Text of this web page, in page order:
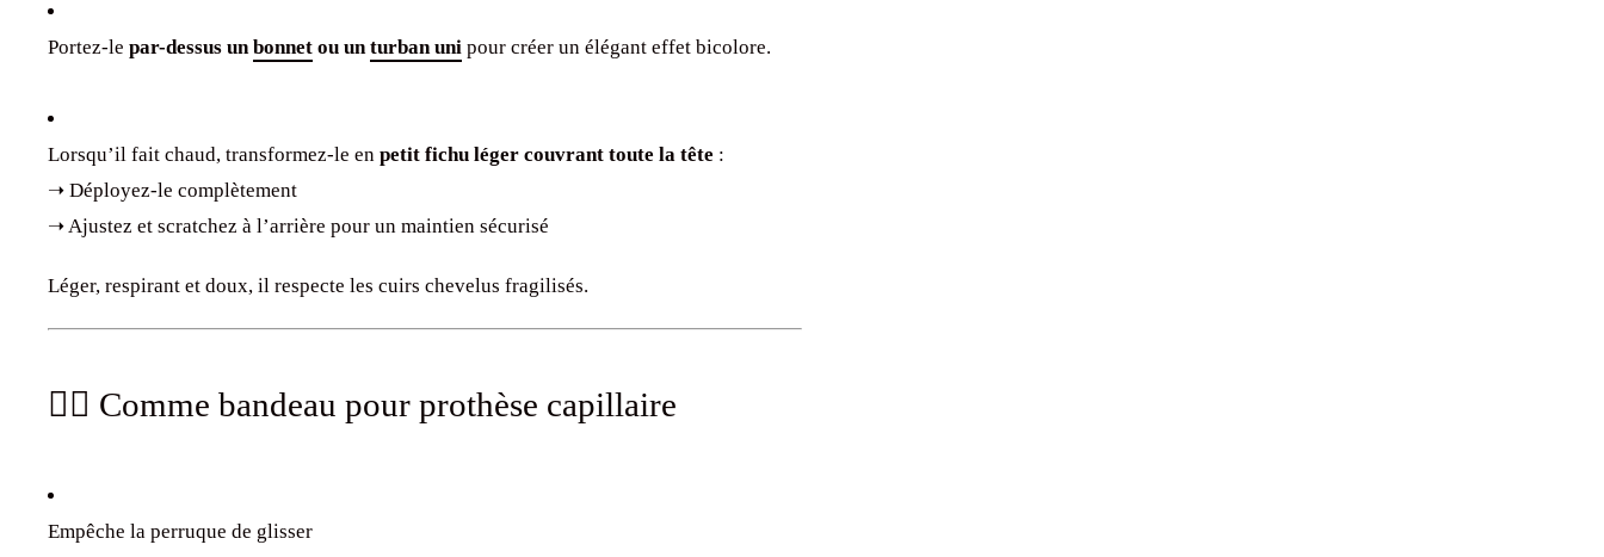
Portez-le par-dessus un bonnet ou un turban uni pour créer un élégant effet bicolore.
Lorsqu’il fait chaud, transformez-le en petit fichu léger couvrant toute la tête :
➝ Déployez-le complètement
➝ Ajustez et scratchez à l’arrière pour un maintien sécurisé
Léger, respirant et doux, il respecte les cuirs chevelus fragilisés.
💇‍♀️ Comme bandeau pour prothèse capillaire
Empêche la perruque de glisser